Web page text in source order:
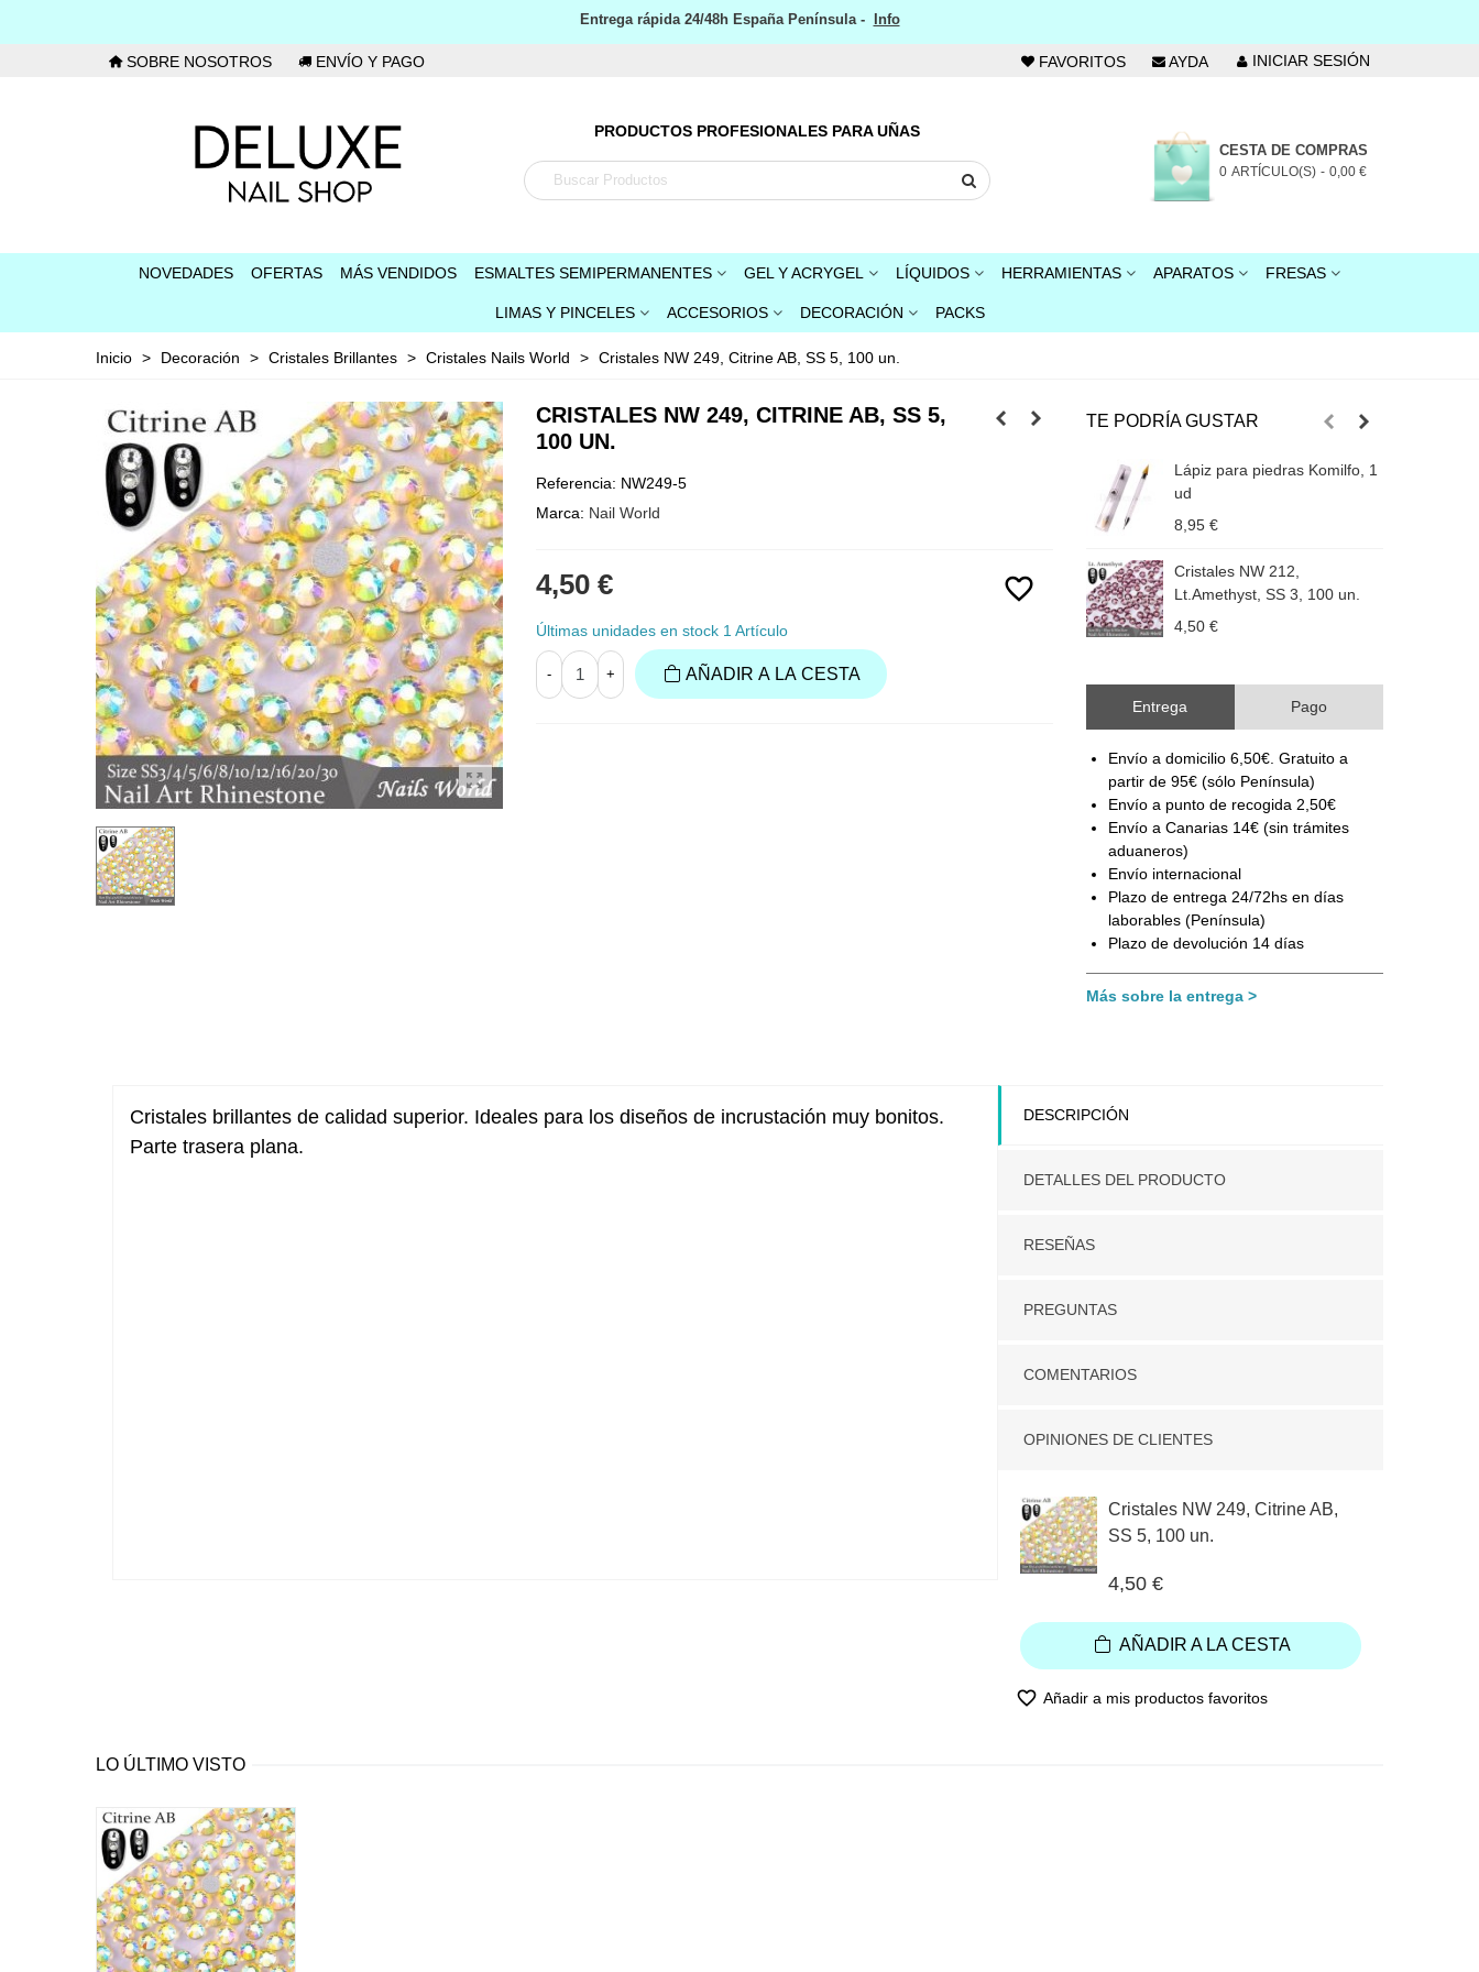
Entrega rápida 24/48h España Península - Info
SOBRE NOSOTROS ENVÍO Y PAGO FAVORITOS AYDA INICIAR SESIÓN
PRODUCTOS PROFESIONALES PARA UÑAS
CESTA DE COMPRAS
0 ARTÍCULO(S) - 0,00 €
NOVEDADES OFERTAS MÁS VENDIDOS ESMALTES SEMIPERMANENTES GEL Y ACRYGEL LÍQUIDOS HERRAMIENTAS APARATOS FRESAS
LIMAS Y PINCELES ACCESORIOS DECORACIÓN PACKS
Inicio > Decoración > Cristales Brillantes > Cristales Nails World > Cristales NW 249, Citrine AB, SS 5, 100 un.
CRISTALES NW 249, CITRINE AB, SS 5,
100 UN.
Referencia: NW249-5
Marca: Nail World
favorite_border
4,50 €
Últimas unidades en stock 1 Artículo
- + AÑADIR A LA CESTA
TE PODRÍA GUSTAR
Lápiz para piedras Komilfo, 1
ud
8,95 €
Cristales NW 212,
Lt.Amethyst, SS 3, 100 un.
4,50 €
Entrega Pago
Envío a domicilio 6,50€. Gratuito a
partir de 95€ (sólo Península)
Envío a punto de recogida 2,50€
Envío a Canarias 14€ (sin trámites
aduaneros)
Envío internacional
Plazo de entrega 24/72hs en días
laborables (Península)
Plazo de devolución 14 días
Más sobre la entrega
DESCRIPCIÓN
DETALLES DEL PRODUCTO
RESEÑAS
PREGUNTAS
COMENTARIOS
OPINIONES DE CLIENTES
Cristales NW 249, Citrine AB,
SS 5, 100 un.
4,50 €
AÑADIR A LA CESTA
favorite_border Añadir a mis productos favoritos
Cristales brillantes de calidad superior. Ideales para los diseños de incrustación muy bonitos.
Parte trasera plana.
LO ÚLTIMO VISTO